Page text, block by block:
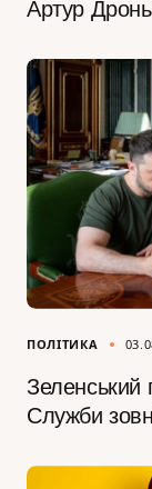
Артур
ПОЛІТИКА
Зеленський
Служби